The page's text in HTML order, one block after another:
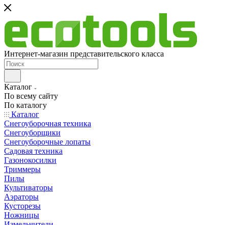
Интернет-магазин представительского класса
Каталог
По всему сайту
По каталогу
Каталог
Снегоуборочная техника
Снегоуборщики
Снегоуборочные лопаты
Садовая техника
Газонокосилки
Триммеры
Пилы
Культиваторы
Аэраторы
Кусторезы
Ножницы